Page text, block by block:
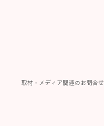
取材・メディア関連のお問合せ